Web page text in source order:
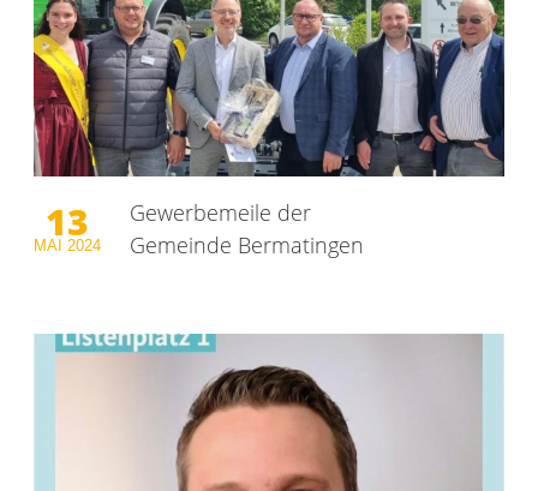
13
MAI 2024
Gewerbemeile der
Gemeinde Bermatingen